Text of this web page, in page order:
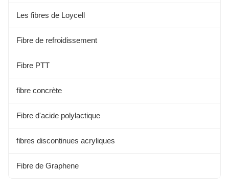
Les fibres alginées
Les fibres de Kapok
Fibre de bambou
Les fibres de Loycell
Fibre de refroidissement
Fibre PTT
fibre concrète
Fibre d'acide polylactique
fibres discontinues acryliques
Fibre de Graphene